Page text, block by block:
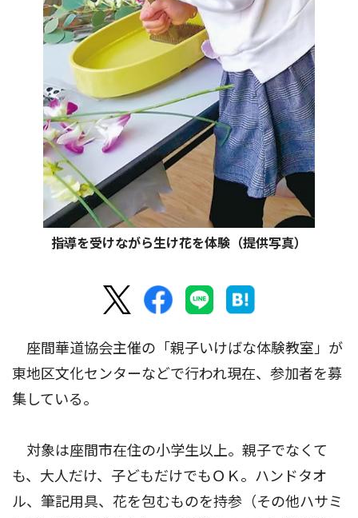
指導を受けながら生け花を体験（提供写真）
座間華道協会主催の「親子いけばな体験教室」が
東地区文化センターなどで行われ現在、参加者を募
集している。
対象は座間市在住の小学生以上。親子でなくて
も、大人だけ、子どもだけでもＯＫ。ハンドタオ
ル、筆記用具、花を包むものを持参（その他ハサミ